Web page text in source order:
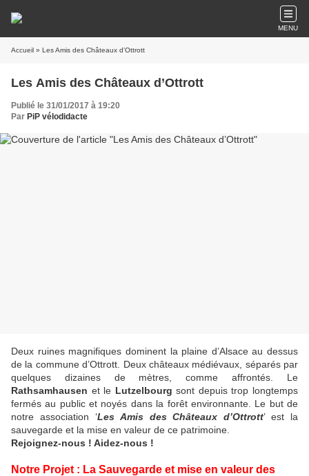
MENU
Accueil » Les Amis des Châteaux d’Ottrott
Les Amis des Châteaux d’Ottrott
Publié le 31/01/2017 à 19:20
Par PiP vélodidacte
Deux ruines magnifiques dominent la plaine d’Alsace au dessus
de la commune d’Ottrott. Deux châteaux médiévaux, séparés par
quelques dizaines de mètres, comme affrontés. Le
Rathsamhausen et le Lutzelbourg sont depuis trop longtemps
fermés au public et noyés dans la forêt environnante. Le but de
notre association ‘Les Amis des Châteaux d’Ottrott’ est la
sauvegarde et la mise en valeur de ce patrimoine.
Rejoignez-nous ! Aidez-nous !
Notre Projet : La Sauvegarde et mise en valeur des